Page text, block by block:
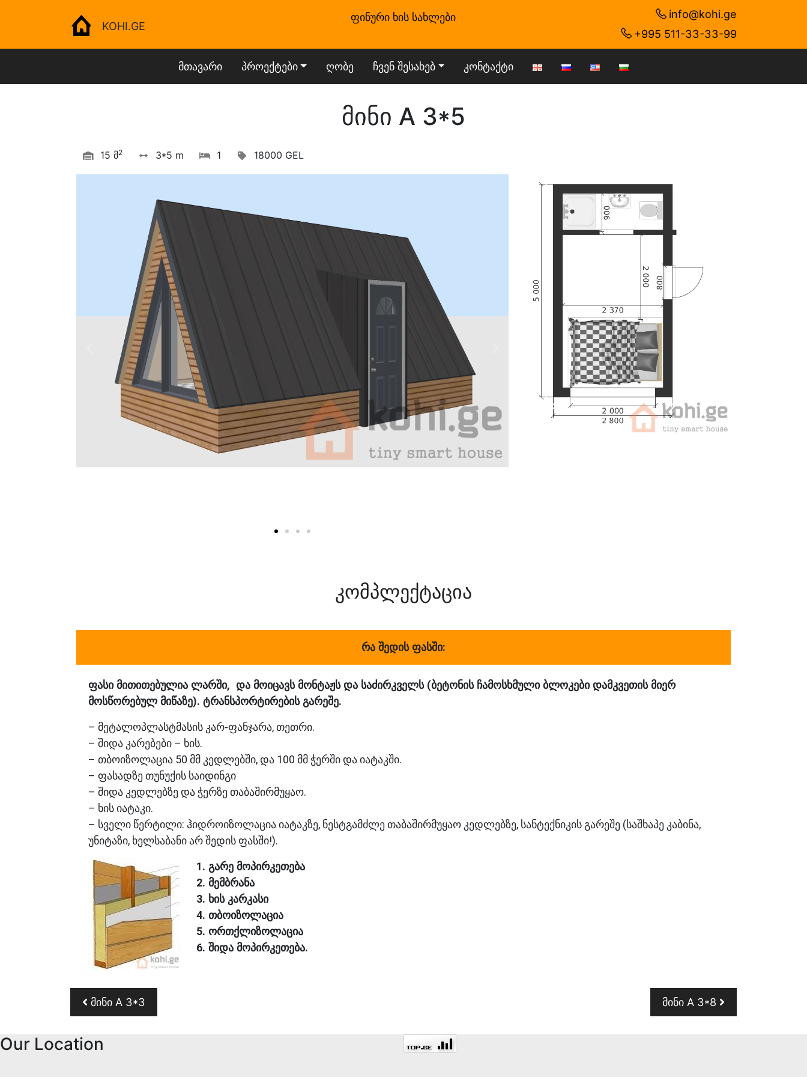
KOHI.GE
ფინური ხის სახლები
info@kohi.ge
+995 511-33-33-99
მთავარი პროექტები ღობე ჩვენ შესახებ კონტაქტი
მინი A 3*5
15 მ2 3*5 m 1 18000 GEL
კომპლექტაცია
რა შედის ფასში:
ფასი მითითებულია ლარში, და მოიცავს მონტაჟს და საძირკველს (ბეტონის ჩამოსხმული ბლოკები დამკვეთის მიერ
მოსწორებულ მიწაზე). ტრანსპორტირების გარეშე.
– მეტალოპლასტმასის კარ-ფანჯარა, თეთრი.
– შიდა კარებები – ხის.
– თბოიზოლაცია 50 მმ კედლებში, და 100 მმ ჭერში და იატაკში.
– ფასადზე თუნუქის საიდინგი
– შიდა კედლებზე და ჭერზე თაბაშირმუყაო.
– ხის იატაკი.
– სველი წერტილი: ჰიდროიზოლაცია იატაკზე, ნესტგამძლე თაბაშირმუყაო კედლებზე, სანტექნიკის გარეშე (საშხაპე კაბინა,
უნიტაზი, ხელსაბანი არ შედის ფასში!).
1. გარე მოპირკეთება
2. მემბრანა
3. ხის კარკასი
4. თბოიზოლაცია
5. ორთქლიზოლაცია
6. შიდა მოპირკეთება.
Post navigation
მინი A 3*3 მინი A 3*8
Our Location